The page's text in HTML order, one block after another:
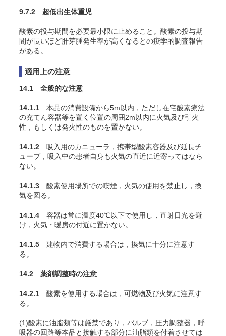
9.7.2 超低出生体重児
酸素の投与期間を必要最小限に止めること。酸素の投与期
間が長いほど肝芽腫発生率が高くなるとの疫学的調査報告
がある 。
適用上の注意
14.1 全般的な注意
14.1.1 本品の消費設備から5m以内，ただし在宅酸素療法
の充てん容器等を置く位置の周囲2m以内に火気及び引火
性，もしくは発火性のものを置かない。
14.1.2 吸入用のカニューラ，携帯型酸素容器及び延長チ
ューブ，吸入中の患者自身も火気の直近に近寄ってはなら
ない。
14.1.3 酸素使用場所での喫煙，火気の使用を禁止し，換
気を図る。
14.1.4 容器は常に温度40℃以下で使用し，直射日光を避
け，火気・暖房の付近に置かない。
14.1.5 建物内で消費する場合は，換気に十分に注意す
る。
14.2 薬剤調整時の注意
14.2.1 酸素を使用する場合は，可燃物及び火気に注意す
る。
(1)酸素に油脂類等は厳禁であり，バルブ，圧力調整器，呼
吸器の回路等本品と接触する部分に油脂類を付着させては